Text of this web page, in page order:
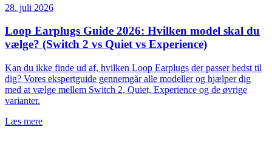
28. juli 2026
Loop Earplugs Guide 2026: Hvilken model skal du
vælge? (Switch 2 vs Quiet vs Experience)
Kan du ikke finde ud af, hvilken Loop Earplugs der passer bedst til
dig? Vores ekspertguide gennemgår alle modeller og hjælper dig
med at vælge mellem Switch 2, Quiet, Experience og de øvrige
varianter.
Læs mere